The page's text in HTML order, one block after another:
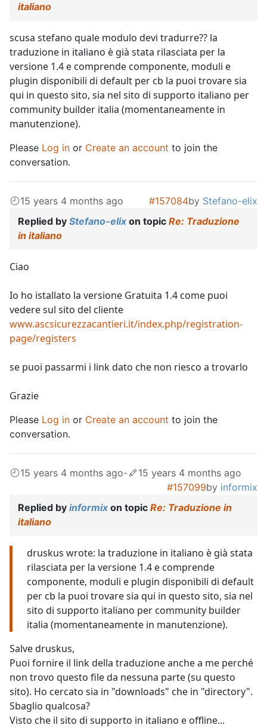
italiano
scusa stefano quale modulo devi tradurre?? la
traduzione in italiano è già stata rilasciata per la
versione 1.4 e comprende componente, moduli e
plugin disponibili di default per cb la puoi trovare sia
qui in questo sito, sia nel sito di supporto italiano per
community builder italia (momentaneamente in
manutenzione).
Please Log in or Create an account to join the
conversation.
15 years 4 months ago #157084by Stefano-elix
Replied by Stefano-elix on topic Re: Traduzione
in italiano
Ciao
Io ho istallato la versione Gratuita 1.4 come puoi
vedere sul sito del cliente
www.ascsicurezzacantieri.it/index.php/registration-
page/registers
se puoi passarmi i link dato che non riesco a trovarlo
Grazie
Please Log in or Create an account to join the
conversation.
15 years 4 months ago-
15 years 4 months ago
#157099by informix
Replied by informix on topic Re: Traduzione in
italiano
druskus wrote: la traduzione in italiano è già stata
rilasciata per la versione 1.4 e comprende
componente, moduli e plugin disponibili di default
per cb la puoi trovare sia qui in questo sito, sia nel
sito di supporto italiano per community builder
italia (momentaneamente in manutenzione).
Salve druskus,
Puoi fornire il link della traduzione anche a me perché
non trovo questo file da nessuna parte (su questo
sito). Ho cercato sia in "downloads" che in "directory".
Sbaglio qualcosa?
Visto che il sito di supporto in italiano e offline...